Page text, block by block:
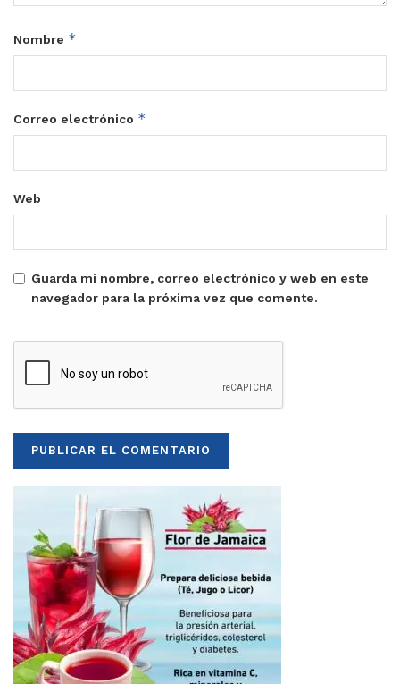
Nombre *
Correo electrónico *
Web
Guarda mi nombre, correo electrónico y web en este
navegador para la próxima vez que comente.